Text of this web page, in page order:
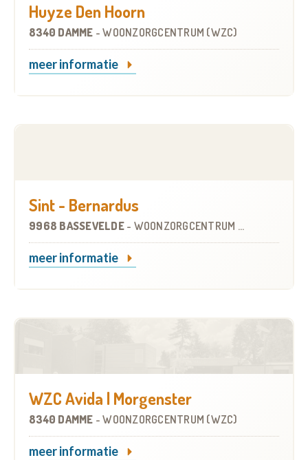
Huyze Den Hoorn
8340 DAMME -WOONZORGCENTRUM (WZC)
meer informatie
Sint - Bernardus
9968 BASSEVELDE - WOONZORGCENTRUM (WZC)
meer informatie
WZC Avida | Morgenster
8340 DAMME -WOONZORGCENTRUM (WZC)
meer informatie